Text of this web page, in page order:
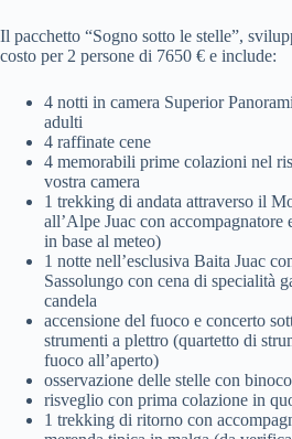
Il pacchetto “Sogno sotto le stelle”,
costo per 2 persone di 7650 € e include:
4 notti in camera Superior
adulti
4 raffinate cene
4 memorabili prime colazioni nel
vostra camera
1 trekking di andata attraverso il
all’Alpe Juac con accompagnatore
in base al meteo)
1 notte nell’esclusiva Baita Juac
Sassolungo con cena di specialità
candela
accensione del fuoco e concerto
strumenti a plettro (quartetto di
fuoco all’aperto)
osservazione delle stelle con
risveglio con prima colazione in
1 trekking di ritorno con